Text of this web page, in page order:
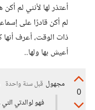
أعتذر لها لأنني لم
لم أكن قادرًا على
ذات الوقت، أعرف
أعيش بها ولها..
0
مجهول قبل سنة واحدة
فهو لوالدتي